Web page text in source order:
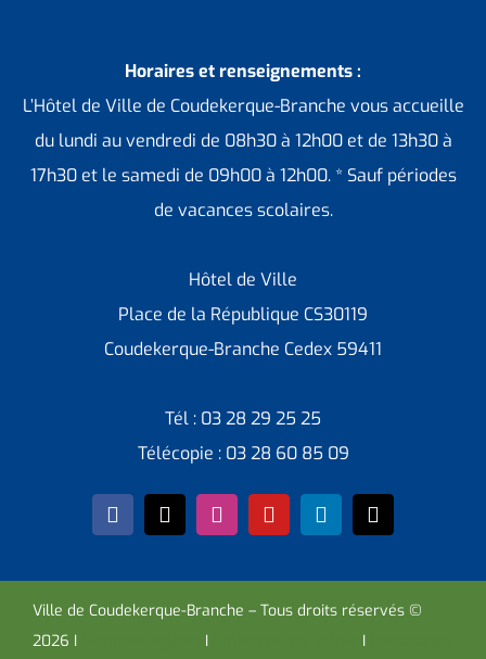
Horaires et renseignements :
L’Hôtel de Ville de Coudekerque-Branche vous accueille
du lundi au vendredi de 08h30 à 12h00 et de 13h30 à
17h30 et le samedi de 09h00 à 12h00. * Sauf périodes
de vacances scolaires.
Hôtel de Ville
Place de la République CS30119
Coudekerque-Branche Cedex 59411
Tél : 03 28 29 25 25
Télécopie : 03 28 60 85 09
Ville de Coudekerque-Branche – Tous droits réservés ©
2026 I
I I